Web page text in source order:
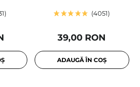
4051
39,00 RON
ADAUGĂ ÎN COȘ